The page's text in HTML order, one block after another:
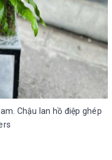
Chậu lan hồ điệp ghép